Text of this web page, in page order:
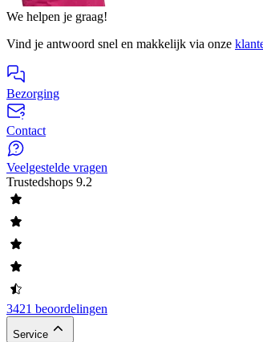
We helpen je graag!
Vind je antwoord snel en makkelijk via onze
Bezorging
Contact
Veelgestelde vragen
Trustedshops 9.2
3421 beoordelingen
Service